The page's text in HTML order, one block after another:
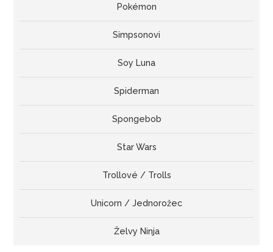
Pokémon
Simpsonovi
Soy Luna
Spiderman
Spongebob
Star Wars
Trollové / Trolls
Unicorn / Jednorožec
Želvy Ninja